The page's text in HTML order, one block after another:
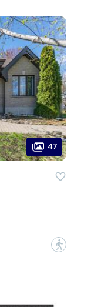
47
?